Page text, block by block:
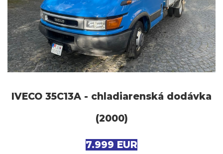
IVECO 35C13A - chladiarenská dodávka
(2000)
7.999 EUR